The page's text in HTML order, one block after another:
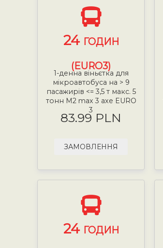
24 ГОДИН
(EURO3)
1-денна віньєтка для
мікроавтобуса на > 9
пасажирів <= 3,5 т макс. 5
тонн М2 max 3 axe EURO
3
83.99 PLN
ЗАМОВЛЕННЯ
24 ГОДИН